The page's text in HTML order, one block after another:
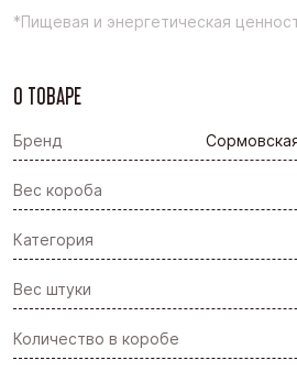
*Пищевая и энергетическая
О ТОВАРЕ
Бренд
Вес короба
Категория
Вес штуки
Количество в коробе